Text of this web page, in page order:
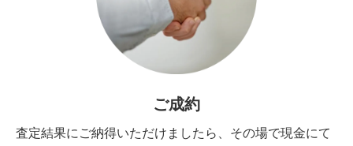
ご成約
査定結果にご納得いただけましたら、その場で現金にて